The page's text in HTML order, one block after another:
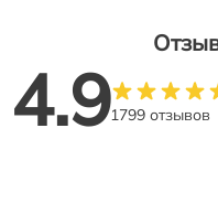
4.91799 отзывов